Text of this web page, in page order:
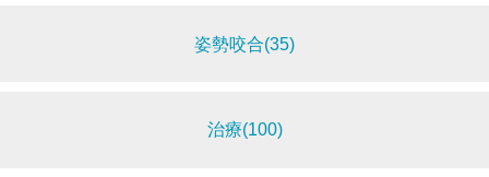
姿勢咬合(35)
治療(100)